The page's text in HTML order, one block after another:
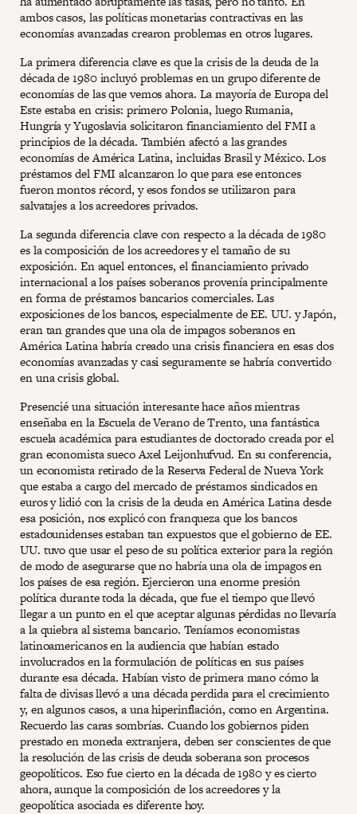
ambos casos, las políticas monetarias contractivas en las
economías avanzadas crearon problemas en otros lugares.
La primera diferencia clave es que la crisis de la deuda de la
década de 1980 incluyó problemas en un grupo diferente de
economías de las que vemos ahora. La mayoría de Europa del
Este estaba en crisis: primero Polonia, luego Rumania,
Hungría y Yugoslavia solicitaron financiamiento del FMI a
principios de la década. También afectó a las grandes
economías de América Latina, incluidas Brasil y México. Los
préstamos del FMI alcanzaron lo que para ese entonces
fueron montos récord, y esos fondos se utilizaron para
salvatajes a los acreedores privados.
La segunda diferencia clave con respecto a la década de 1980
es la composición de los acreedores y el tamaño de su
exposición. En aquel entonces, el financiamiento privado
internacional a los países soberanos provenía principalmente
en forma de préstamos bancarios comerciales. Las
exposiciones de los bancos, especialmente de EE. UU. y Japón,
eran tan grandes que una ola de impagos soberanos en
América Latina habría creado una crisis financiera en esas dos
economías avanzadas y casi seguramente se habría convertido
en una crisis global.
Presencié una situación interesante hace años mientras
enseñaba en la Escuela de Verano de Trento, una fantástica
escuela académica para estudiantes de doctorado creada por el
gran economista sueco Axel Leijonhufvud. En su conferencia,
un economista retirado de la Reserva Federal de Nueva York
que estaba a cargo del mercado de préstamos sindicados en
euros y lidió con la crisis de la deuda en América Latina desde
esa posición, nos explicó con franqueza que los bancos
estadounidenses estaban tan expuestos que el gobierno de EE.
UU. tuvo que usar el peso de su política exterior para la región
de modo de asegurarse que no habría una ola de impagos en
los países de esa región. Ejercieron una enorme presión
política durante toda la década, que fue el tiempo que llevó
llegar a un punto en el que aceptar algunas pérdidas no llevaría
a la quiebra al sistema bancario. Teníamos economistas
latinoamericanos en la audiencia que habían estado
involucrados en la formulación de políticas en sus países
durante esa década. Habían visto de primera mano cómo la
falta de divisas llevó a una década perdida para el crecimiento
y, en algunos casos, a una hiperinflación, como en Argentina.
Recuerdo las caras sombrías. Cuando los gobiernos piden
prestado en moneda extranjera, deben ser conscientes de que
la resolución de las crisis de deuda soberana son procesos
geopolíticos. Eso fue cierto en la década de 1980 y es cierto
ahora, aunque la composición de los acreedores y la
geopolítica asociada es diferente hoy.